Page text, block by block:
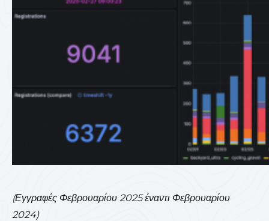
(Εγγραφές Φεβρουαρίου 2025 έναντι Φεβρουαρίου
2024)